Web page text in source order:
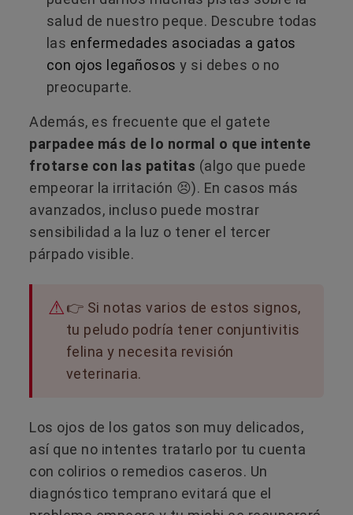
salud de nuestro peque. Descubre todas
las enfermedades asociadas a gatos
con ojos legañosos y si debes o no
preocuparte.
Además, es frecuente que el gatete
parpadee más de lo normal o que intente
frotarse con las patitas (algo que puede
empeorar la irritación 😣). En casos más
avanzados, incluso puede mostrar
sensibilidad a la luz o tener el tercer
párpado visible.
👉 Si notas varios de estos signos,
tu peludo podría tener conjuntivitis
felina y necesita revisión
veterinaria.
Los ojos de los gatos son muy delicados,
así que no intentes tratarlo por tu cuenta
con colirios o remedios caseros. Un
diagnóstico temprano evitará que el